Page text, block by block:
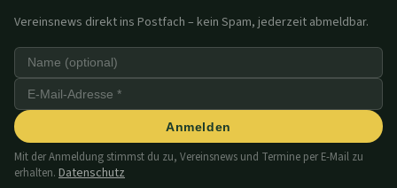
Vereinsnews direkt ins Postfach – kein Spam, jederzeit abmeldbar.
Anmelden
Mit der Anmeldung stimmst du zu, Vereinsnews und Termine per E-Mail zu
erhalten. Datenschutz